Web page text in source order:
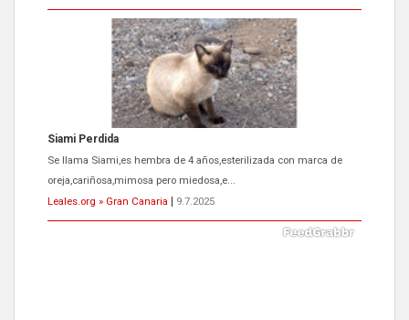
ADOPCIÓN URGENTE GATA TEROR GRAN CANARIA
El ayuntamiento se va a llevar a Los Gatos callejeros de la zona los
próximos días, ella incluida...
Leales.org » Gran Canaria
9.7.2025